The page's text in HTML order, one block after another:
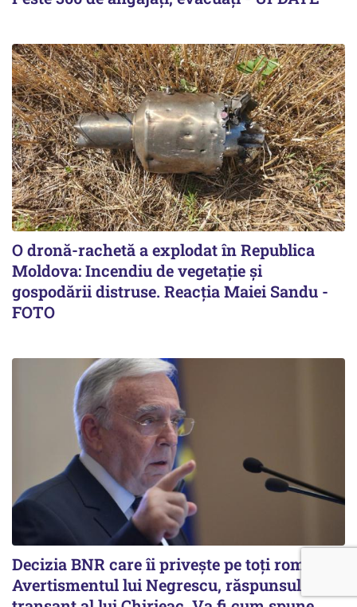
O dronă-rachetă a explodat în Republica
Moldova: Incendiu de vegetație și
gospodării distruse. Reacția Maiei Sandu -
FOTO
Decizia BNR care îi privește pe toți românii.
Avertismentul lui Negrescu, răspunsul